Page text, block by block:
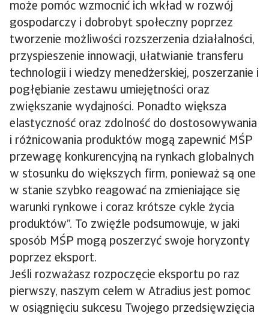
może pomóc wzmocnić ich wkład w rozwój
gospodarczy i dobrobyt społeczny poprzez
tworzenie możliwości rozszerzenia działalności,
przyspieszenie innowacji, ułatwianie transferu
technologii i wiedzy menedżerskiej, poszerzanie i
pogłębianie zestawu umiejętności oraz
zwiększanie wydajności. Ponadto większa
elastyczność oraz zdolność do dostosowywania
i różnicowania produktów mogą zapewnić MŚP
przewagę konkurencyjną na rynkach globalnych
w stosunku do większych firm, ponieważ są one
w stanie szybko reagować na zmieniające się
warunki rynkowe i coraz krótsze cykle życia
produktów”. To zwięźle podsumowuje, w jaki
sposób MŚP mogą poszerzyć swoje horyzonty
poprzez eksport.
Jeśli rozważasz rozpoczęcie eksportu po raz
pierwszy, naszym celem w Atradius jest pomoc
w osiągnięciu sukcesu Twojego przedsięwzięcia